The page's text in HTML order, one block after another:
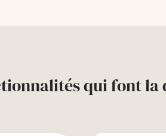
qui font la